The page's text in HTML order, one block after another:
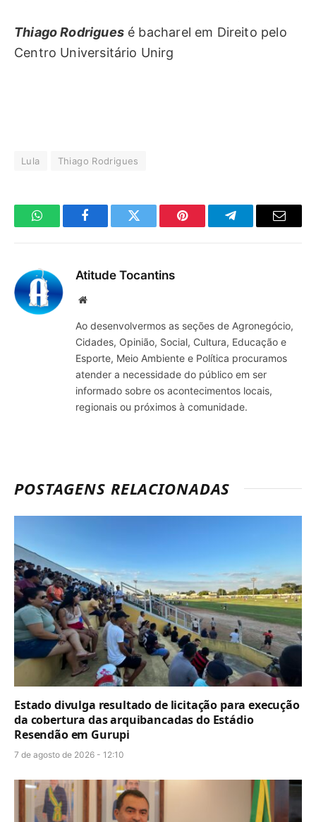
Thiago Rodriguesé bacharel em Direito pelo
Centro Universitário Unirg
Lula Thiago Rodrigues
WhatsAppFacebookTwitter Pinterest TelegramaE-
Atitude Tocantins
Site
Ao desenvolvermos as seções de Agronegócio,
Cidades, Opinião, Social, Cultura, Educação e
Esporte, Meio Ambiente e Política procuramos
atender a necessidade do público em ser
informado sobre os acontecimentos locais,
regionais ou próximos à comunidade.
POSTAGENS RELACIONADAS
Estado divulga resultado de licitação para execução
da cobertura das arquibancadas do Estádio
Resendão em Gurupi
7 de agosto de 2026 - 12:10